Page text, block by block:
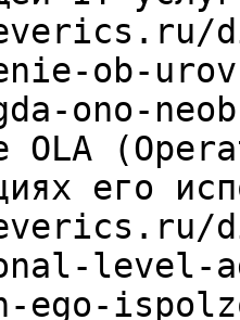
ob-
ono-
OLA
его
level-
ego-